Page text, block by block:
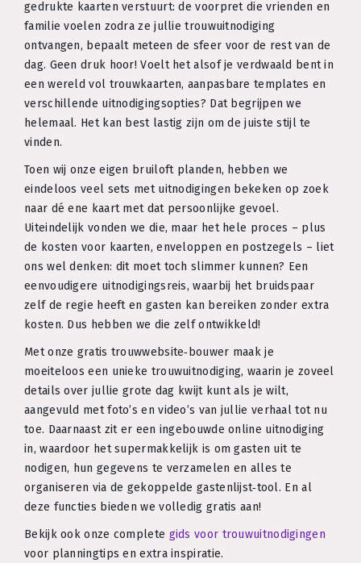
gedrukte kaarten verstuurt: de voorpret die vrienden en
familie voelen zodra ze jullie trouwuitnodiging
ontvangen, bepaalt meteen de sfeer voor de rest van de
dag. Geen druk hoor! Voelt het alsof je verdwaald bent in
een wereld vol trouwkaarten, aanpasbare templates en
verschillende uitnodigingsopties? Dat begrijpen we
helemaal. Het kan best lastig zijn om de juiste stijl te
vinden.
Toen wij onze eigen bruiloft planden, hebben we
eindeloos veel sets met uitnodigingen bekeken op zoek
naar dé ene kaart met dat persoonlijke gevoel.
Uiteindelijk vonden we die, maar het hele proces – plus
de kosten voor kaarten, enveloppen en postzegels – liet
ons wel denken: dit moet toch slimmer kunnen? Een
eenvoudigere uitnodigingsreis, waarbij het bruidspaar
zelf de regie heeft en gasten kan bereiken zonder extra
kosten. Dus hebben we die zelf ontwikkeld!
Met onze gratis trouwwebsite‑bouwer maak je
moeiteloos een unieke trouwuitnodiging, waarin je zoveel
details over jullie grote dag kwijt kunt als je wilt,
aangevuld met foto’s en video’s van jullie verhaal tot nu
toe. Daarnaast zit er een ingebouwde online uitnodiging
in, waardoor het supermakkelijk is om gasten uit te
nodigen, hun gegevens te verzamelen en alles te
organiseren via de gekoppelde gastenlijst‑tool. En al
deze functies bieden we volledig gratis aan!
Bekijk ook onze complete gids voor trouwuitnodigingen
voor planningtips en extra inspiratie.